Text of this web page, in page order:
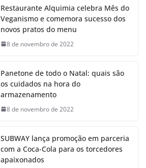
Restaurante Alquimia celebra Mês do
Veganismo e comemora sucesso dos
novos pratos do menu
8 de novembro de 2022
Panetone de todo o Natal: quais são
os cuidados na hora do
armazenamento
8 de novembro de 2022
SUBWAY lança promoção em parceria
com a Coca-Cola para os torcedores
apaixonados